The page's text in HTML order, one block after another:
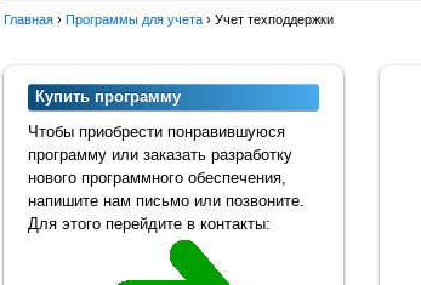
Главная › Программы для учета › Учет техподдержки
Купить программу
Чтобы приобрести понравившуюся
программу или заказать разработку
нового программного обеспечения,
напишите нам письмо или позвоните.
Для этого перейдите в контакты: